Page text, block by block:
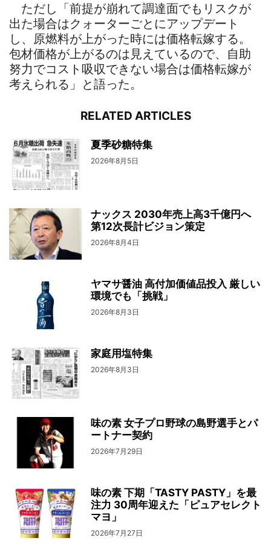
ただし「前提が崩れて調達面でもリスクが
出た場合はクォーターごとにアップデート
し、原燃料が上がった時には価格転嫁する。
包材価格が上がるのは見えているので、自助
努力でコスト吸収できない場合は価格転嫁が
考えられる」と語った。
RELATED ARTICLES
夏季砂糖特集
2026年8月5日
ナックス 2030年売上高3千億円へ
第12次長計ビジョン策定
2026年8月4日
ヤマサ醤油 高付加価値品投入 厳しい
環境でも「挑戦」
2026年8月3日
家庭用塩特集
2026年8月3日
味の素 女子プロ野球の島野選手とパ
ートナー契約
2026年7月29日
味の素 下期「TASTY PASTY」を最
注力 30周年迎えた「ピュアセレクト
マヨ」
2026年7月27日